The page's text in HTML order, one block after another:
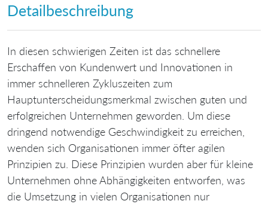
Detailbeschreibung
In diesen schwierigen Zeiten ist das schnellere
Erschaffen von Kundenwert und Innovationen in
immer schnelleren Zykluszeiten zum
Hauptunterscheidungsmerkmal zwischen guten und
erfolgreichen Unternehmen geworden. Um diese
dringend notwendige Geschwindigkeit zu erreichen,
wenden sich Organisationen immer öfter agilen
Prinzipien zu. Diese Prinzipien wurden aber für kleine
Unternehmen ohne Abhängigkeiten entworfen, was
die Umsetzung in vielen Organisationen nur